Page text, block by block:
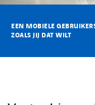
Referenties
Events
EEN MOBIELE
ZOALS JIJ DAT WILT